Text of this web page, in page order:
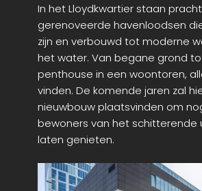
In het Lloydkwartier staan
gerenoveerde havenloodsen
zijn en verbouwd tot moderne
het water. Van begane grond
penthouse in een woontoren,
vinden. De komende jaren zal
nieuwbouw plaatsvinden om
bewoners van het schitterende
laten genieten.